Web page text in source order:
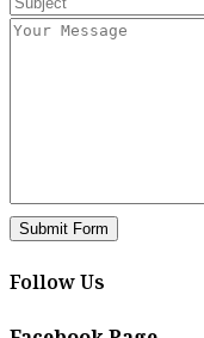
Submit Form
Follow Us